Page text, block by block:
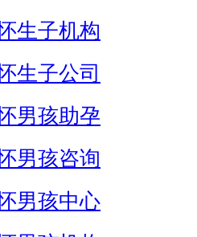
生子机构
生子公司
男孩助孕
男孩咨询
男孩中心